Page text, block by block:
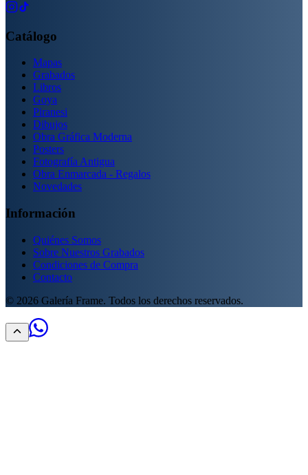
Catálogo
Mapas
Grabados
Libros
Goya
Piranesi
Dibujos
Obra Gráfica Moderna
Posters
Fotografía Antigua
Obra Enmarcada - Regalos
Novedades
Información
Quiénes Somos
Sobre Nuestros Grabados
Condiciones de Compra
Contacto
© 2026 Galería Frame. Todos los derechos reservados.